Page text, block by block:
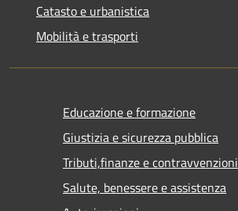
Catasto e urbanistica
Mobilità e trasporti
Educazione e formazione
Giustizia e sicurezza pubblica
Tributi,finanze e contravvenzioni
Salute, benessere e assistenza